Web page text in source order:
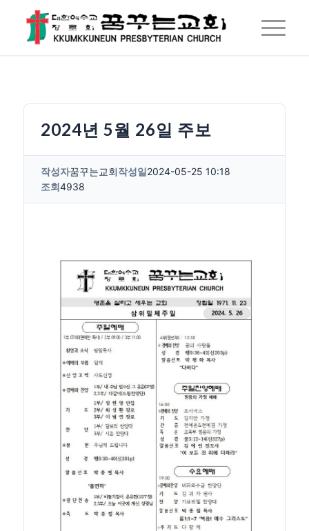
2024년 5월 26일 주보
작성자꿈꾸는교회작성일2024-05-25 10:18
조회4938